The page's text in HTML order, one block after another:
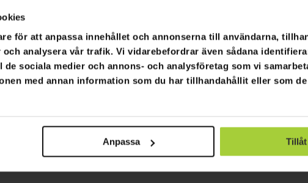
för att anpassa innehållet och annonserna till användarna,
analysera vår trafik. Vi vidarebefordrar även sådana
sociala medier och annons- och analysföretag som vi
med annan information som du har tillhandahållit eller som
Anpassa